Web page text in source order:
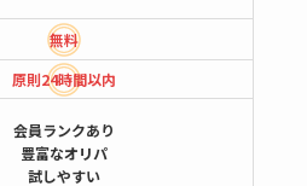
無料
原則24時間以内
会員ランクあり
豊富なオリパ
試しやすい